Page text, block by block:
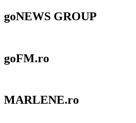
goNEWS GROUP
goFM.ro
MARLENE.ro